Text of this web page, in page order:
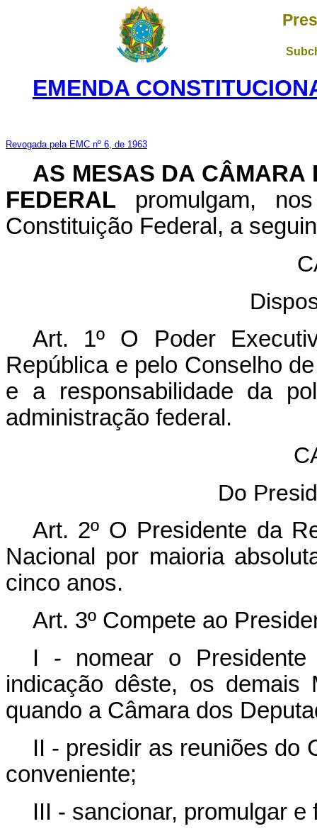
EMENDA
Revogada pela EMC nº 6, de 1963
AS MESAS DA CÂMARA
FEDERAL promulgam,
Constituição Federal, a
Art. 1º O Poder
República e pelo Conselho
e a responsabilidade da
administração federal.
Do
Art. 2º O Presidente da
Nacional por maioria
cinco anos.
Art. 3º Compete ao
I - nomear o
indicação dêste, os demais
quando a Câmara dos
II - presidir as reuniões do
conveniente;
III - sancionar, promulgar